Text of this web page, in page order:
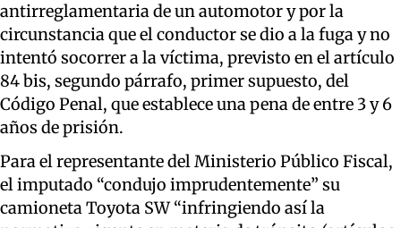
antirreglamentaria de un automotor y por la
circunstancia que el conductor se dio a la fuga y no
intentó socorrer a la víctima, previsto en el artículo
84 bis, segundo párrafo, primer supuesto, del
Código Penal, que establece una pena de entre 3 y 6
años de prisión.
Para el representante del Ministerio Público Fiscal,
el imputado “condujo imprudentemente” su
camioneta Toyota SW “infringiendo así la